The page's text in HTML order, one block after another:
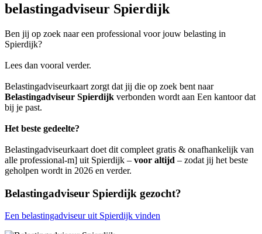
belastingadviseur Spierdijk
Ben jij op zoek naar een professional voor jouw belasting in
Spierdijk?
Lees dan vooral verder.
Belastingadviseurkaart zorgt dat jij die op zoek bent naar
Belastingadviseur Spierdijk verbonden wordt aan Een kantoor dat
bij je past.
Het beste gedeelte?
Belastingadviseurkaart doet dit compleet gratis & onafhankelijk van
alle professional-m] uit Spierdijk – voor altijd – zodat jij het beste
geholpen wordt in 2026 en verder.
Belastingadviseur Spierdijk gezocht?
Een belastingadviseur uit Spierdijk vinden